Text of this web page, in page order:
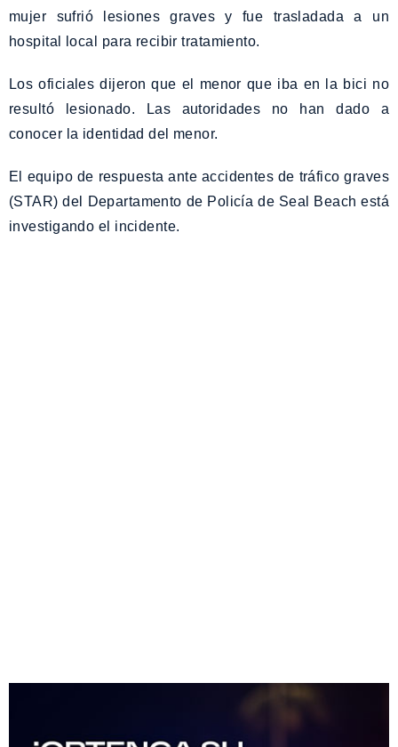
mujer sufrió lesiones graves y fue trasladada a un
hospital local para recibir tratamiento.
Los oficiales dijeron que el menor que iba en la bici no
resultó lesionado. Las autoridades no han dado a
conocer la identidad del menor.
El equipo de respuesta ante accidentes de tráfico graves
(STAR) del Departamento de Policía de Seal Beach está
investigando el incidente.